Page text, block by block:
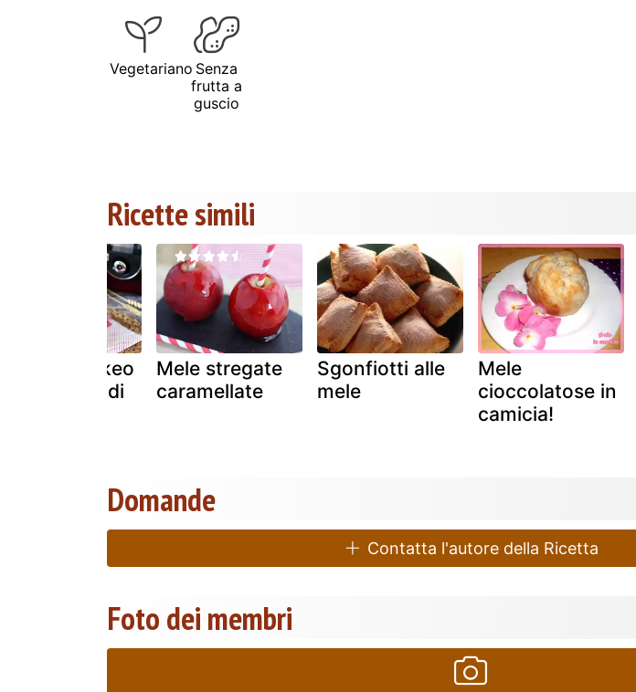
Vegetariano Senza
frutta a
guscio
Ricette simili
cookeo
composta di
Mele stregate
caramellate
Sgonfiotti alle
mele
Mele
cioccolatose in
camicia!
Domande
Contatta l'autore della Ricetta
Foto dei membri